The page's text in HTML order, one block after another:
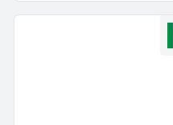
archéologique datant